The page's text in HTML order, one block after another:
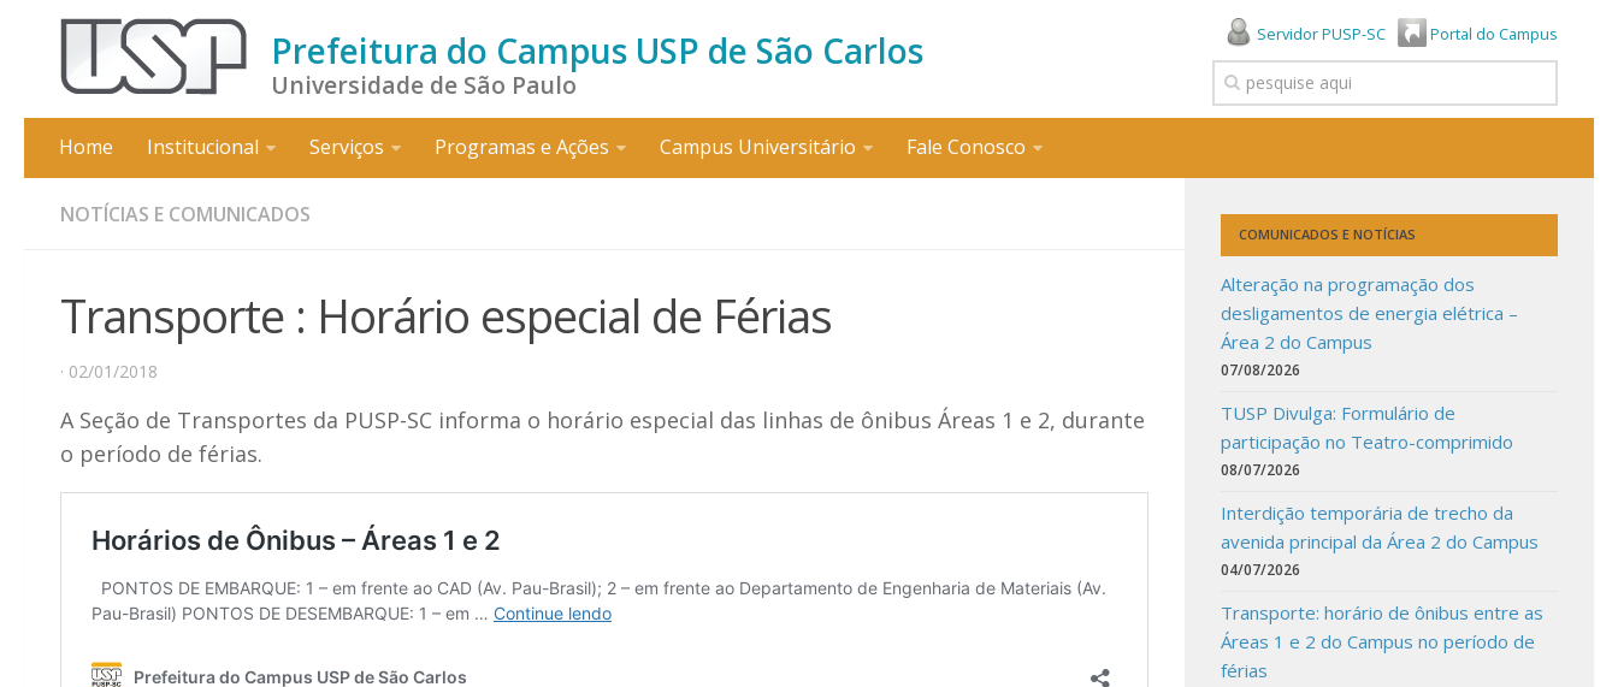
Servidor PUSP-SC Portal do Campus
Prefeitura do Campus USP de São Carlos
Universidade de São Paulo
Home Institucional Serviços Programas e Ações Campus Universitário Fale Conosco
NOTÍCIAS E COMUNICADOS
Transporte : Horário especial de Férias
· 02/01/2018
A Seção de Transportes da PUSP-SC informa o horário especial das linhas de ônibus Áreas 1 e 2, durante
o período de férias.
COMUNICADOS E NOTÍCIAS
Alteração na programação dos
desligamentos de energia elétrica –
Área 2 do Campus
07/08/2026
TUSP Divulga: Formulário de
participação no Teatro-comprimido
08/07/2026
Interdição temporária de trecho da
avenida principal da Área 2 do Campus
04/07/2026
Transporte: horário de ônibus entre as
Áreas 1 e 2 do Campus no período de
férias